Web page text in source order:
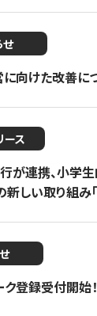
せ
向けた改善に
ース
が連携、小学
新しい取り組み
登録受付開始！